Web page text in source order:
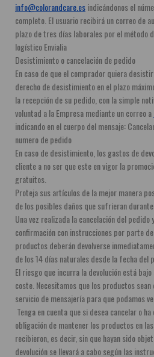
info@colorandcare.es indicándonos el
completo. El usuario recibirá un correo de
plazo de tres días laborales por el método
logístico Envialia
Desistimiento o cancelación de pedido
En caso de que el comprador quiera
derecho de desistimiento en el plazo
la recepción de su pedido, con la simple
voluntad a la Empresa mediante un correo a
indicando en el cuerpo del mensaje:
numero de pedido
En caso de desistimiento, los gastos de
cliente a no ser que este en vigor la
gratuitos.
Proteja sus artículos de la mejor manera
de los posibles daños que sufrieran
Una vez realizada la cancelación del
confirmación con instrucciones por parte
productos deberán devolverse
de los 14 días naturales desde la fecha del
El riesgo que incurra la devolución está
coste. Necesitamos que los productos
servicio de mensajería para que podamos
Tenga en cuenta que si desea cancelar o
obligación de mantener los productos en
recibieron, es decir, sin que hayan sido
devolución se llevará a cabo según las